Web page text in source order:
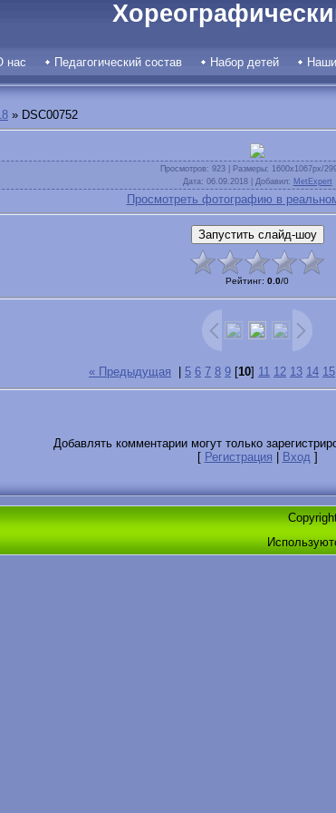
нас Педагогический состав Набор детей
» DSC00752
Просмотров: 923 | Размеры: 1600x1067px/
Дата: 06.09.2018 | Добавил: MetExpert
Просмотреть фотографию в
Рейтинг: 0.0/0
« Предыдущая 5 6 7 8 9 [10] 11 12 13 14 15
Добавлять комментарии могут только
[ Регистрация Вход]